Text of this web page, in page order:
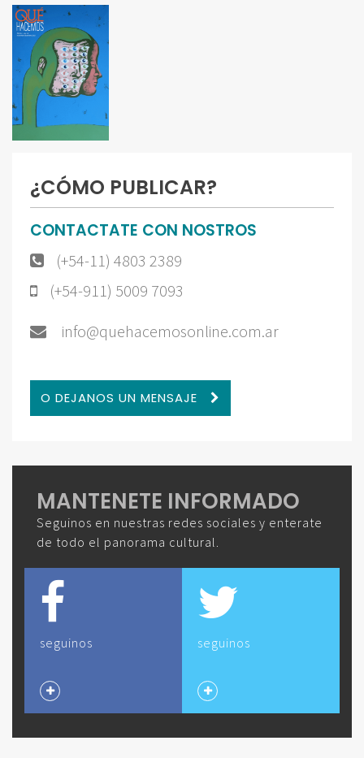
¿CÓMO PUBLICAR?
CONTACTATE CON NOSTROS
(+54-11) 4803 2389
(+54-911) 5009 7093
info@quehacemosonline.com.ar
O DEJANOS UN MENSAJE
MANTENETE INFORMADO
Seguinos en nuestras redes sociales y enterate
de todo el panorama cultural.
seguinos seguinos